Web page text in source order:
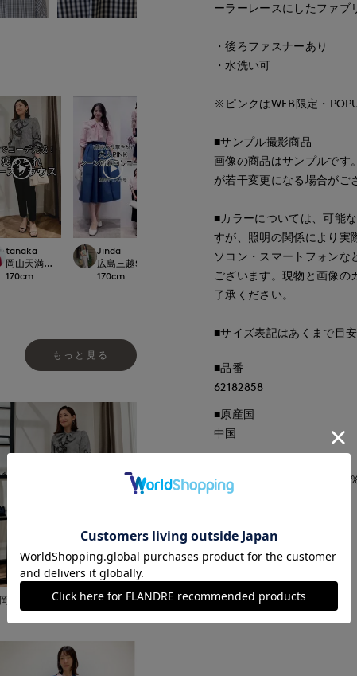
tanaka
岡山天満屋SUPERIORCLOSET
170cm
Jinda
広島三越SUPERIORCLOSET
170cm
梅田大丸INED
cm
Rina
日本橋高島屋M
155cm
もっと見る
岡山天満屋SUPERIORCLOSET
ーラーレースにしたファブ
・後ろファスナーあり
・水洗い可
※ピンクはWEB限定・
■サンプル撮影商品
画像の商品はサンプルです
が若干変更になる場合がご
■カラーについては、可能
すが、照明の関係により実
ソコン・スマートフォンな
ございます。現物と画像の
了承ください。
■サイズ表記はあくまで目安
■品番
62182858
■原産国
中国
ピンク:綿61％ ナイロン33
レタン4%
取り扱いについて